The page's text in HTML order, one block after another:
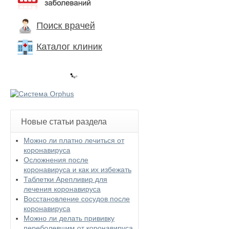
Поиск врачей
Каталог клиник
Новые статьи раздела
Можно ли платно лечиться от
коронавируса
Осложнения после
коронавируса и как их избежать
Таблетки Арепливир для
лечения коронавируса
Восстановление сосудов после
коронавируса
Можно ли делать прививку